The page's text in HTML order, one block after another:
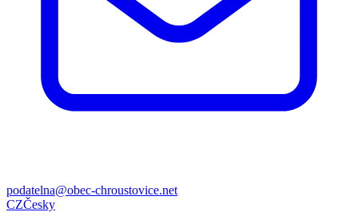
podatelna@obec-chroustovice.net
CZČesky